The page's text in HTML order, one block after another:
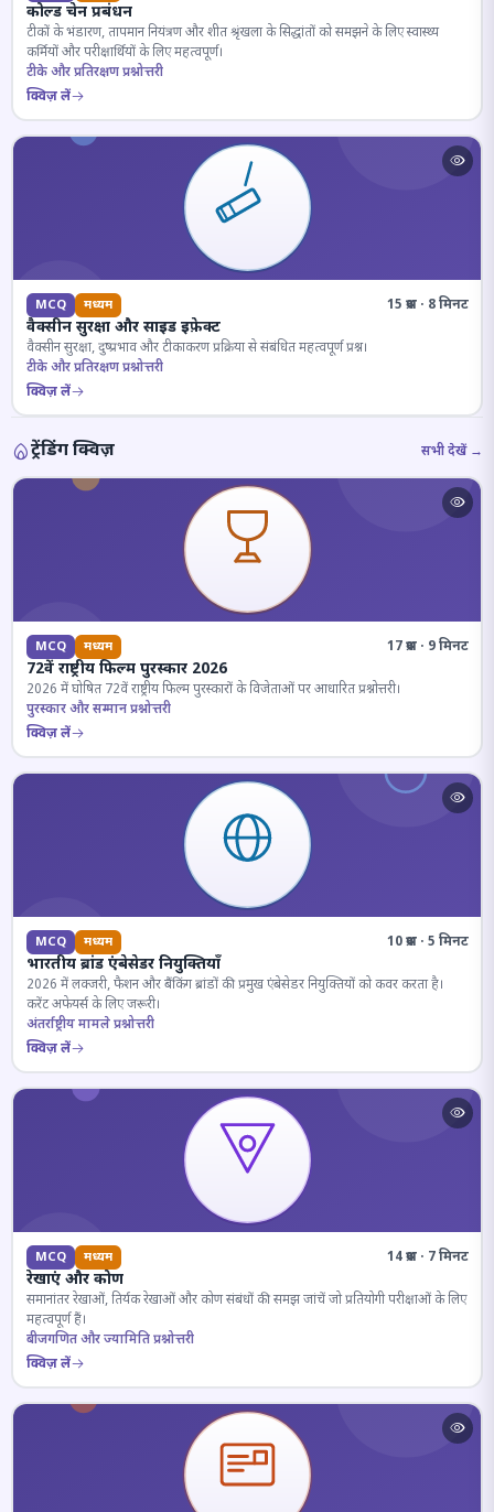
कोल्ड चेन प्रबंधन
टीकों के भंडारण, तापमान नियंत्रण और शीत श्रृंखला के सिद्धांतों को समझने के लिए स्वास्थ्य
कर्मियों और परीक्षार्थियों के लिए महत्वपूर्ण।
टीके और प्रतिरक्षण प्रश्नोत्तरी
क्विज़ लें
MCQ मध्यम 15 प्रश्न · 8 मिनट
वैक्सीन सुरक्षा और साइड इफ़ेक्ट
वैक्सीन सुरक्षा, दुष्प्रभाव और टीकाकरण प्रक्रिया से संबंधित महत्वपूर्ण प्रश्न।
टीके और प्रतिरक्षण प्रश्नोत्तरी
क्विज़ लें
ट्रेंडिंग क्विज़ सभी देखें →
MCQ मध्यम 17 प्रश्न · 9 मिनट
72वें राष्ट्रीय फिल्म पुरस्कार 2026
2026 में घोषित 72वें राष्ट्रीय फिल्म पुरस्कारों के विजेताओं पर आधारित प्रश्नोत्तरी।
पुरस्कार और सम्मान प्रश्नोत्तरी
क्विज़ लें
MCQ मध्यम 10 प्रश्न · 5 मिनट
भारतीय ब्रांड एंबेसेडर नियुक्तियाँ
2026 में लक्जरी, फैशन और बैंकिंग ब्रांडों की प्रमुख एंबेसेडर नियुक्तियों को कवर करता है।
करेंट अफेयर्स के लिए जरूरी।
अंतर्राष्ट्रीय मामले प्रश्नोत्तरी
क्विज़ लें
MCQ मध्यम 14 प्रश्न · 7 मिनट
रेखाएं और कोण
समानांतर रेखाओं, तिर्यक रेखाओं और कोण संबंधों की समझ जांचें जो प्रतियोगी परीक्षाओं के लिए
महत्वपूर्ण हैं।
बीजगणित और ज्यामिति प्रश्नोत्तरी
क्विज़ लें